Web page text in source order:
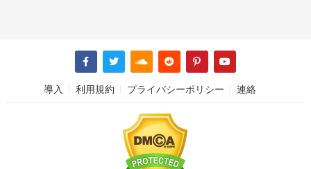
導入 利用規約 プライバシーポリシー 連絡